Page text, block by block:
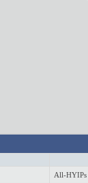
All-HYIPs